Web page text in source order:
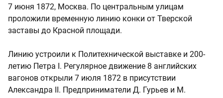
7 июня 1872, Москва. По центральным улицам
проложили временную линию конки от Тверской
заставы до Красной площади.
Линию устроили к Политехнической выставке и 200-
летию Петра I. Регулярное движение 8 английских
вагонов открыли 7 июля 1872 в присутствии
Александра II. Предприниматели Д. Гурьев и М.